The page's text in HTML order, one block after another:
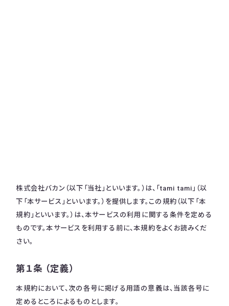
株式会社バカン（以下「当社」といいます。）は、「tami tami」（以
下「本サービス」といいます。）を提供します。この規約（以下「本
規約」といいます。）は、本サービスの利用に関する条件を定める
ものです。本サービスを利用する前に、本規約をよくお読みくだ
さい。
第１条 （定義）
本規約において、次の各号に掲げる用語の意義は、当該各号に
定めるところによるものとします。